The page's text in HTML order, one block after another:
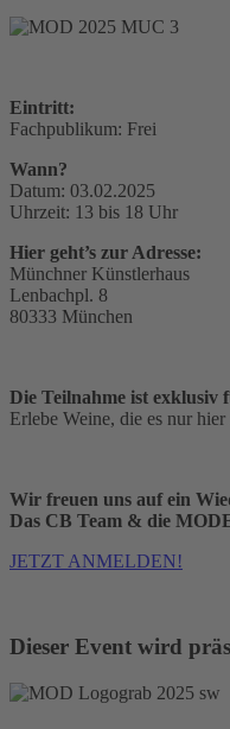
Eintritt:
Fachpublikum: Frei
Wann?
Datum: 03.02.2025
Uhrzeit: 13 bis 18 Uhr
Hier geht’s zur Adresse:
Münchner Künstlerhaus
Lenbachpl. 8
80333 München
Die Teilnahme ist exklusiv
Erlebe Weine, die es nur
Wir freuen uns auf ein
Das CB Team & die
JETZT ANMELDEN!
Dieser Event wird